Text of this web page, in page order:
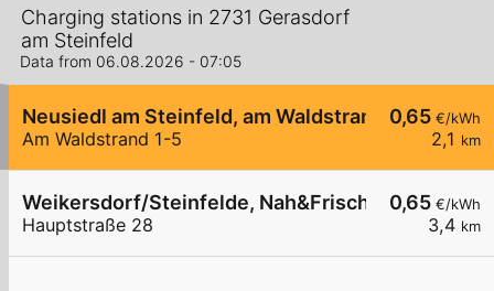
Charging stations in 2731 Gerasdorf
am Steinfeld
Data from 06.08.2026 - 07:05
0,65 €/kWh
2,1 km
Neusiedl am Steinfeld, am Waldstrand
Am Waldstrand 1-5
0,65 €/kWh
3,4 km
Weikersdorf/Steinfelde, Nah&Frisch
Hauptstraße 28